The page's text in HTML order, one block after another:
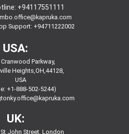
+94117551111
Support: +94711222002
USA:
Parkway,
Heights,OH,44128,
USA
+1-888-502-5244)
UK:
John Street, London